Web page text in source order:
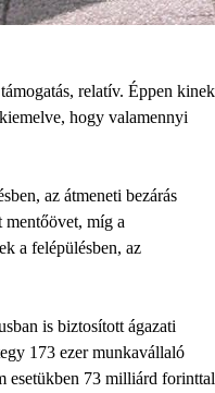
relatív. Éppen kinek
hogy valamennyi
az átmeneti bezárás
mentőövet, míg a
a felépülésben, az
is biztosított ágazati
173 ezer munkavállaló
esetükben 73 milliárd forinttal